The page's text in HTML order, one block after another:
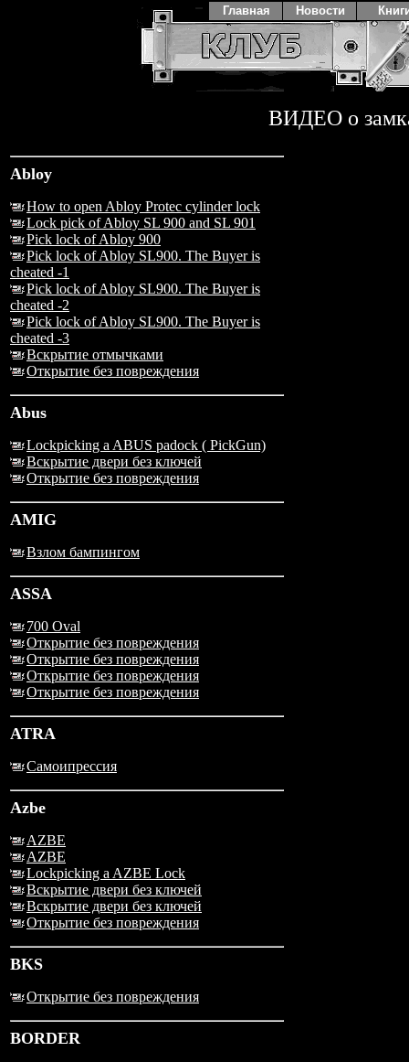
ВИДЕО о
Abloy
How to open Abloy Protec cylinder lock
Lock pick of Abloy SL 900 and SL 901
Pick lock of Abloy 900
Pick lock of Abloy SL900. The Buyer is
cheated -1
Pick lock of Abloy SL900. The Buyer is
cheated -2
Pick lock of Abloy SL900. The Buyer is
cheated -3
Вскрытие отмычками
Открытие без повреждения
Abus
Lockpicking a ABUS padock ( PickGun)
Вскрытие двери без ключей
Открытие без повреждения
AMIG
Взлом бампингом
ASSA
700 Oval
Открытие без повреждения
Открытие без повреждения
Открытие без повреждения
Открытие без повреждения
ATRA
Самоипрессия
Azbe
AZBE
AZBE
Lockpicking a AZBE Lock
Вскрытие двери без ключей
Вскрытие двери без ключей
Открытие без повреждения
BKS
Открытие без повреждения
BORDER
Главная Новости